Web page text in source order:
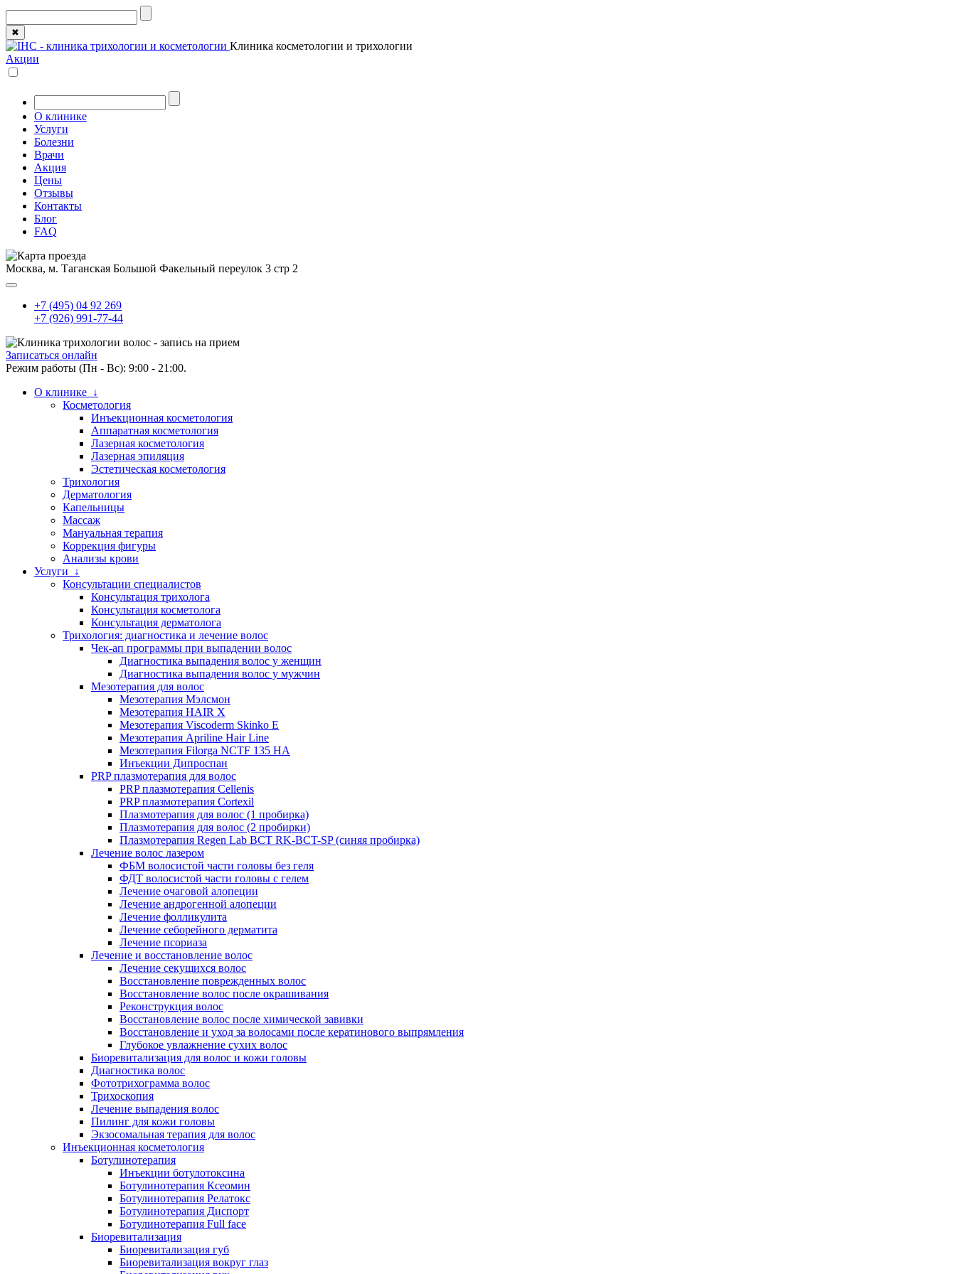
✖
Клиника косметологии и трихологии
Акции
О клинике
Услуги
Болезни
Врачи
Акция
Цены
Отзывы
Контакты
Блог
FAQ
Москва, м. Таганская Большой Факельный переулок 3 стр 2
+7 (495) 04 92 269
+7 (926) 991-77-44
Записаться онлайн
Режим работы (Пн - Вс): 9:00 - 21:00.
О клинике ↓
Косметология
Инъекционная косметология
Аппаратная косметология
Лазерная косметология
Лазерная эпиляция
Эстетическая косметология
Трихология
Дерматология
Капельницы
Массаж
Мануальная терапия
Коррекция фигуры
Анализы крови
Услуги ↓
Консультации специалистов
Консультация трихолога
Консультация косметолога
Консультация дерматолога
Трихология: диагностика и лечение волос
Чек-ап программы при выпадении волос
Диагностика выпадения волос у женщин
Диагностика выпадения волос у мужчин
Мезотерапия для волос
Мезотерапия Мэлсмон
Мезотерапия HAIR X
Мезотерапия Viscoderm Skinko E
Мезотерапия Apriline Hair Line
Мезотерапия Filorga NCTF 135 HA
Инъекции Дипроспан
PRP плазмотерапия для волос
PRP плазмотерапия Cellenis
PRP плазмотерапия Cortexil
Плазмотерапия для волос (1 пробирка)
Плазмотерапия для волос (2 пробирки)
Плазмотерапия Regen Lab BCT RK-BCT-SP (синяя пробирка)
Лечение волос лазером
ФБМ волосистой части головы без геля
ФДТ волосистой части головы с гелем
Лечение очаговой алопеции
Лечение андрогенной алопеции
Лечение фолликулита
Лечение себорейного дерматита
Лечение псориаза
Лечение и восстановление волос
Лечение секущихся волос
Восстановление поврежденных волос
Восстановление волос после окрашивания
Реконструкция волос
Восстановление волос после химической завивки
Восстановление и уход за волосами после кератинового выпрямления
Глубокое увлажнение сухих волос
Биоревитализация для волос и кожи головы
Диагностика волос
Фототрихограмма волос
Трихоскопия
Лечение выпадения волос
Пилинг для кожи головы
Экзосомальная терапия для волос
Инъекционная косметология
Ботулинотерапия
Инъекции ботулотоксина
Ботулинотерапия Ксеомин
Ботулинотерапия Релатокс
Ботулинотерапия Диспорт
Ботулинотерапия Full face
Биоревитализация
Биоревитализация губ
Биоревитализация вокруг глаз